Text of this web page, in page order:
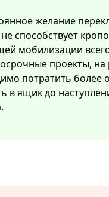
желание
способствует
мобилизации
проекты,
потратить более
в ящик до